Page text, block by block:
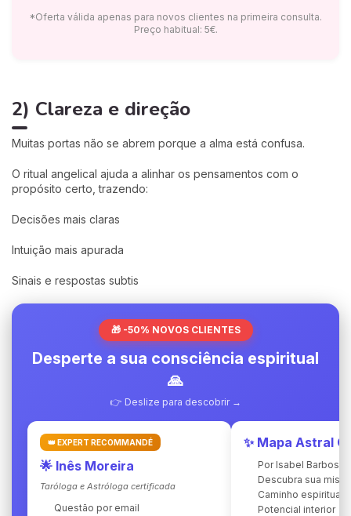
*Oferta válida apenas para novos clientes na primeira consulta.
Preço habitual: 5€.
2) Clareza e direção
Muitas portas não se abrem porque a alma está confusa.
O ritual angelical ajuda a alinhar os pensamentos com o
propósito certo, trazendo:
Decisões mais claras
Intuição mais apurada
Sinais e respostas subtis
🎁 -50% NOVOS CLIENTES
Desperte a sua consciência espiritual
🙏
👉 Deslize para descobrir →
👑 EXPERT RECOMMANDÉ
🌟 Inês Moreira
Taróloga e Astróloga certificada
Questão por email
✨ Mapa Astral
Por Isabel Barbosa
Descubra sua
Caminho espiritual
Potencial interior